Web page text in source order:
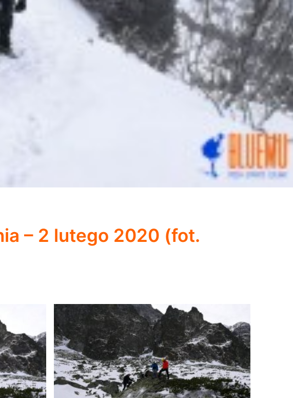
– 2 lutego 2020 (fot.